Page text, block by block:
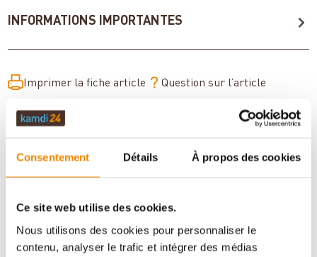
Consentement Détails À propos des cookies
Ce site web utilise des cookies.
Nous utilisons des cookies pour personnaliser le
contenu, analyser le trafic et intégrer des médias
INFORMATIONS IMPORTANTES
Imprimer la fiche article Question sur l’article